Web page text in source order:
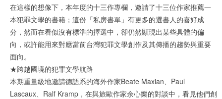
在這樣的想像下，本年度的十三作專欄，邀請了十三位作家推薦一
本犯罪文學的書籍；這份「私房書單」有更多的選書人的喜好成
分，然而在看似沒有標準的擇選中，卻仍然顯現出某些具體的偏
向，或許能用來對應當前台灣犯罪文學創作及其傳播的趨勢與重要
面向。
★跨越國境的犯罪文學航路
本期重量級地邀請德語系的海外作家Beate Maxian、Paul
Lascaux、Ralf Kramp，在與旅歐作家余心樂的對談中，看見他們創